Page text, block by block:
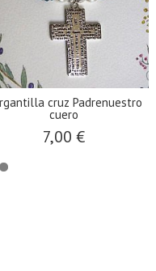
cruz Padrenuestro
cuero
7,00 €